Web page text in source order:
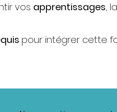
vos apprentissages,
pour intégrer cette